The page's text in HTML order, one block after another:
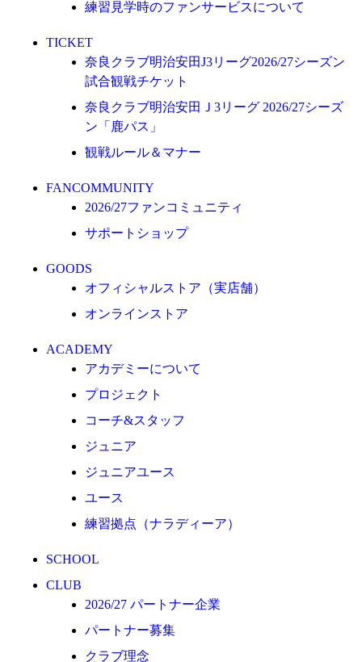
ACADEMY
プロジェクト
コーチ&スタッフ
ジュニア
ジュニアユース
ユース
練習拠点（ナラディーア）
2026/27 パートナー企業
パートナー募集
クラブ理念
サステナビリティ
Web制作支援
応援プロジェクト
練習見学時のファンサービスについて
TICKET
奈良クラブ明治安田J3リーグ2026/27シーズン
試合観戦チケット
奈良クラブ明治安田Ｊ3リーグ 2026/27シーズ
ン「鹿パス」
観戦ルール＆マナー
FANCOMMUNITY
2026/27ファンコミュニティ
サポートショップ
GOODS
オフィシャルストア（実店舗）
オンラインストア
ACADEMY
アカデミーについて
プロジェクト
コーチ&スタッフ
ジュニア
ジュニアユース
ユース
練習拠点（ナラディーア）
SCHOOL
CLUB
2026/27 パートナー企業
パートナー募集
クラブ理念